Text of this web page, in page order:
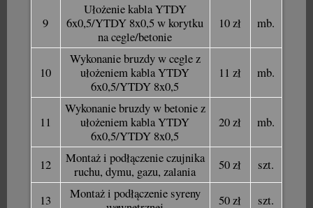
9
Ułożenie kabla YTDY
6x0,5/YTDY 8x0,5 w korytku
na cegle/betonie
10 zł mb.
10
Wykonanie bruzdy w cegle z
ułożeniem kabla YTDY
6x0,5/YTDY 8x0,5
11 zł mb.
11
Wykonanie bruzdy w betonie z
ułożeniem kabla YTDY
6x0,5/YTDY 8x0,5
20 zł mb.
12
Montaż i podłączenie czujnika
ruchu, dymu, gazu, zalania
50 zł szt.
13
Montaż i podłączenie syreny
50 zł szt.